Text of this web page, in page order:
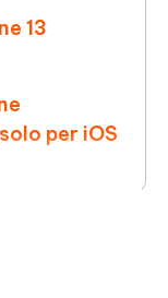
13
per iOS